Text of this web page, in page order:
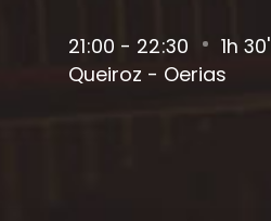
21 00 - 22 30 1h 30'
Queiroz - Oerias